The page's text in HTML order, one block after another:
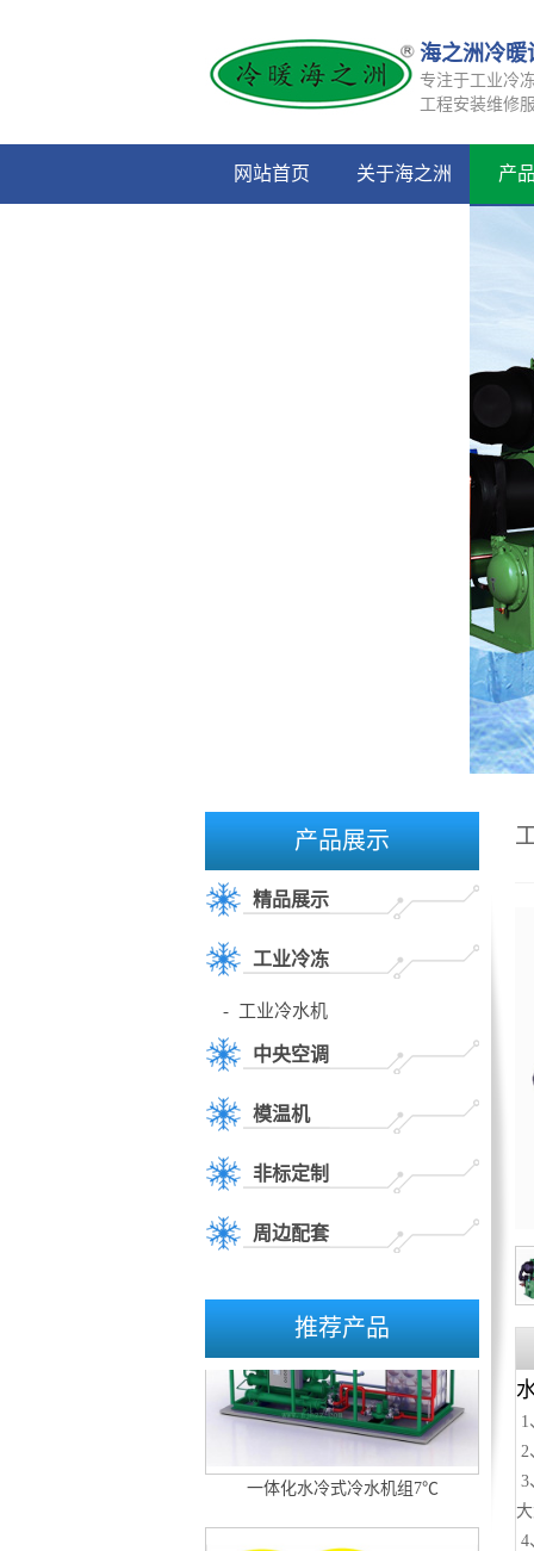
海之洲冷暖
专注于工业冷
工程安装维修
网站首页 关于海之洲 产
产品展示
精品展示
工业冷冻
- 工业冷水机
- 工业冷冻机
中央空调
模温机
非标定制
周边配套
推荐产品
双螺杆式冷水机组7℃
一体化水冷式冷水机组7℃
1
2
3
4